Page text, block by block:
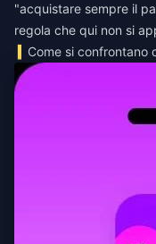
"acquistare sempre il
regola che qui non si
Come si confrontano